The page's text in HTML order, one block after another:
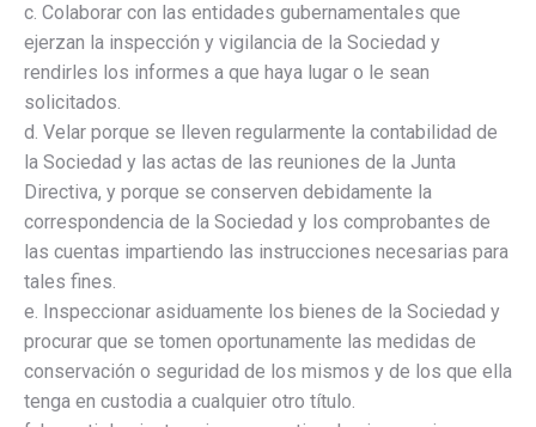
c. Colaborar con las entidades gubernamentales que
ejerzan la inspección y vigilancia de la Sociedad y
rendirles los informes a que haya lugar o le sean
solicitados.
d. Velar porque se lleven regularmente la contabilidad de
la Sociedad y las actas de las reuniones de la Junta
Directiva, y porque se conserven debidamente la
correspondencia de la Sociedad y los comprobantes de
las cuentas impartiendo las instrucciones necesarias para
tales fines.
e. Inspeccionar asiduamente los bienes de la Sociedad y
procurar que se tomen oportunamente las medidas de
conservación o seguridad de los mismos y de los que ella
tenga en custodia a cualquier otro título.